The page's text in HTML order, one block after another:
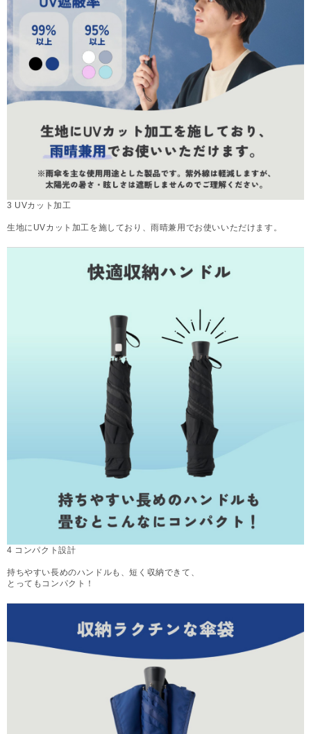
3 UVカット加工
生地にUVカット加工を施しており、雨晴兼用でお使いいただけます。
4 コンパクト設計
持ちやすい長めのハンドルも、短く収納できて、
とってもコンパクト！